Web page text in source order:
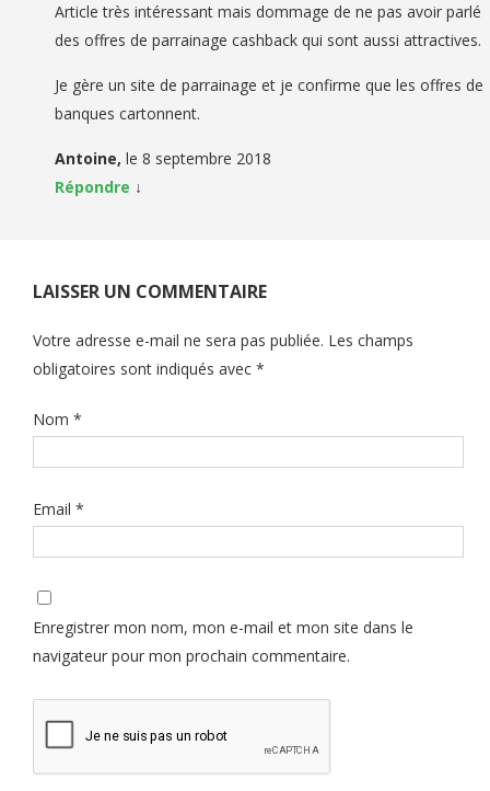
Article très intéressant mais dommage de ne pas avoir parlé
des offres de parrainage cashback qui sont aussi attractives.
Je gère un site de parrainage et je confirme que les offres de
banques cartonnent.
Antoine, le 8 septembre 2018
Répondre ↓
LAISSER UN COMMENTAIRE
Votre adresse e-mail ne sera pas publiée. Les champs
obligatoires sont indiqués avec *
Nom *
Email *
Enregistrer mon nom, mon e-mail et mon site dans le
navigateur pour mon prochain commentaire.